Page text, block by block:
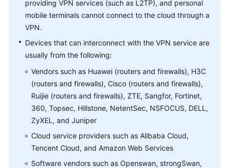
FAQs
Reference
More
Documents
Videos
General
Reference
providing VPN services (such as L2TP), and personal
mobile terminals cannot connect to the cloud through a
VPN.
Devices that can interconnect with the VPN service are
usually from the following:
Vendors such as Huawei (routers and firewalls), H3C
(routers and firewalls), Cisco (routers and firewalls),
Ruijie (routers and firewalls), ZTE, Sangfor, Fortinet,
360, Topsec, Hillstone, NetentSec, NSFOCUS, DELL,
ZyXEL, and Juniper
Cloud service providers such as Alibaba Cloud,
Tencent Cloud, and Amazon Web Services
Software vendors such as Openswan, strongSwan,